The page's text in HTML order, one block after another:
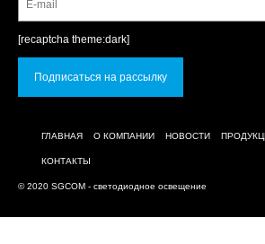
[recaptcha theme:dark]
ГЛАВНАЯ О КОМПАНИИ НОВОСТИ
КОНТАКТЫ
© 2020 SGCOM - светодиодное освещение